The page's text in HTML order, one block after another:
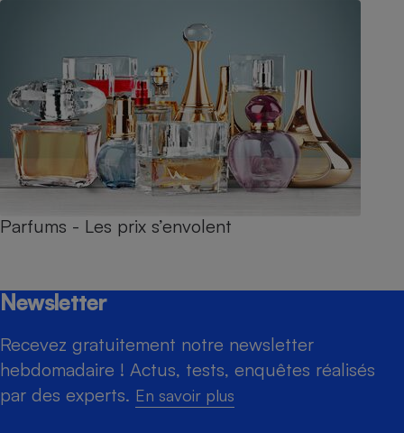
Parfums - Les prix s’envolent
Newsletter
Recevez gratuitement notre newsletter
hebdomadaire ! Actus, tests, enquêtes réalisés
par des experts. En savoir plus